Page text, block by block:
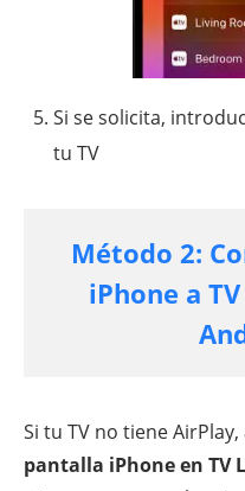
Si se solicita,
tu TV
Método 2:
iPhone a
Si tu TV no tiene
pantalla iPhone en TV